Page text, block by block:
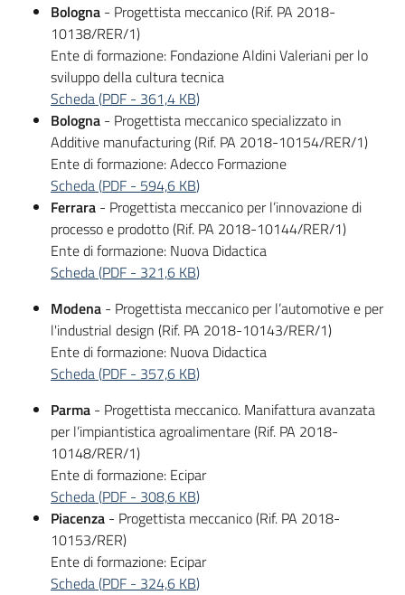
Bologna - Progettista meccanico (Rif. PA 2018-
10138/RER/1)
Ente di formazione: Fondazione Aldini Valeriani per lo
sviluppo della cultura tecnica
Scheda(PDF - 361,4 KB)
Bologna - Progettista meccanico specializzato in
Additive manufacturing (Rif. PA 2018-10154/RER/1)
Ente di formazione: Adecco Formazione
Scheda(PDF - 594,6 KB)
Ferrara - Progettista meccanico per l’innovazione di
processo e prodotto (Rif. PA 2018-10144/RER/1)
Ente di formazione: Nuova Didactica
Scheda(PDF - 321,6 KB)
Modena - Progettista meccanico per l’automotive e per
l'industrial design (Rif. PA 2018-10143/RER/1)
Ente di formazione: Nuova Didactica
Scheda(PDF - 357,6 KB)
Parma - Progettista meccanico. Manifattura avanzata
per l’impiantistica agroalimentare (Rif. PA 2018-
10148/RER/1)
Ente di formazione: Ecipar
Scheda(PDF - 308,6 KB)
Piacenza - Progettista meccanico (Rif. PA 2018-
10153/RER)
Ente di formazione: Ecipar
Scheda(PDF - 324,6 KB)